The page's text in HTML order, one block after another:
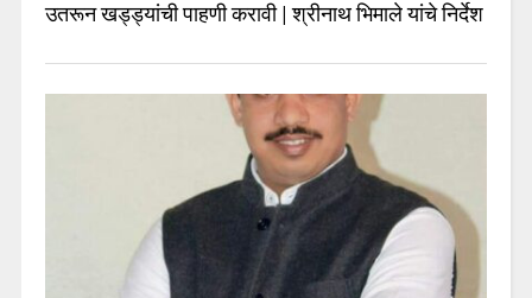
उतरून खड्ड्यांची पाहणी करावी | श्रीनाथ भिमाले यांचे निर्देश